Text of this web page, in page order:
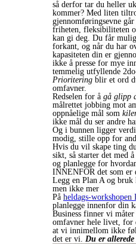
så derfor tar du heller
kommer? Med liten
gjennomføringsevne
friheten, fleksibiliteten
kan gi deg. Du får
forkant, og når du har
kapasiteten din er
ikke å presse for mye
temmelig utfyllende
Prioritering blir et ord
omfavner.
Redselen for å gå glipp
målrettet jobbing mot
oppnåelige mål som
ikke mål du ser andre
Og i bunnen ligger
modig, stille opp for
Hvis du vil skape ting
sikt, så starter det med
og planlegge for
INNENFOR det som er
Legg en Plan A og bruk
men ikke mer
På heldags-workshopen
planlegge innenfor din
Business finner vi
omfavner hele livet, for
at vi innimellom ikke
det er vi. Du er